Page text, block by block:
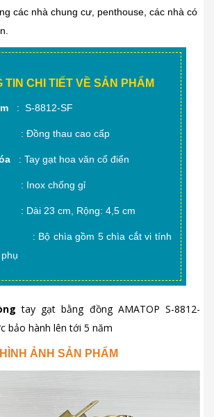
các nhà chung cư, penthouse, các nhà có
TIN CHI TIẾT VỀ SẢN PHẨM
: S-8812-SF
thau cao cấp
: Tay gạt hoa văn cổ điển
: Inox chống gỉ
: Dài 23 cm, Rộng: 4,5 cm
chìa gồm 5 chìa cắt vi tính
tay gạt bằng đồng AMATOP S-8812-
bảo hành lên tới 5 năm
HÌNH ẢNH SẢN PHẨM